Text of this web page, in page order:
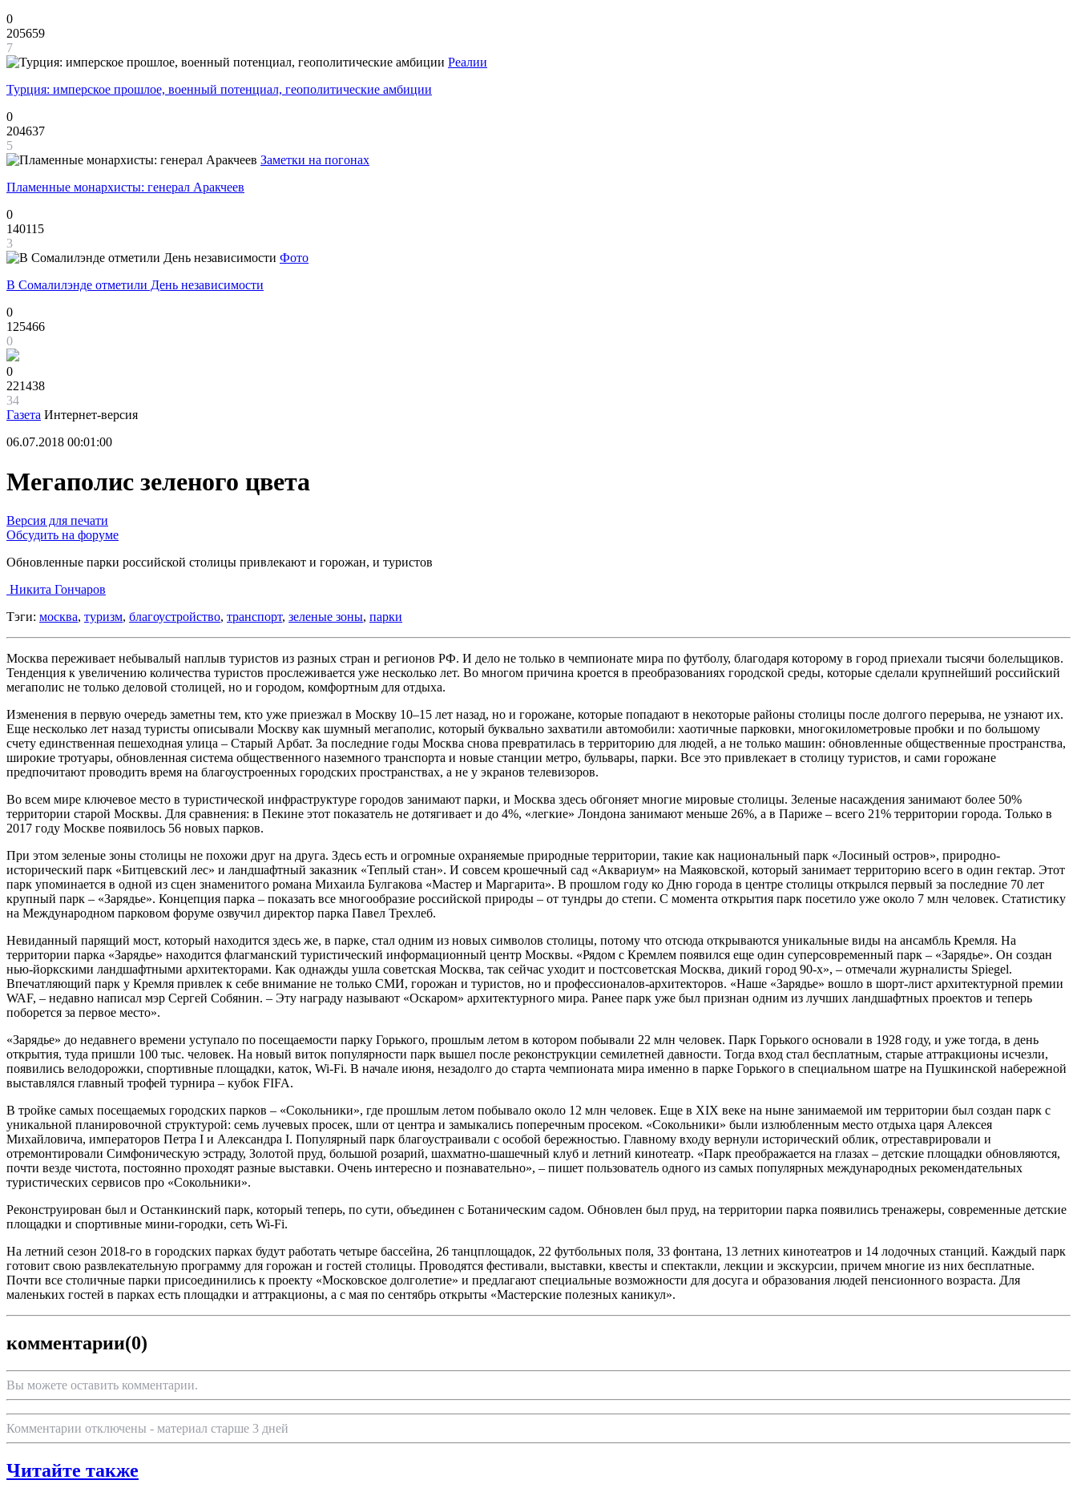
0
205659
7
Реалии
Турция: имперское прошлое, военный потенциал, геополитические амбиции
0
204637
5
Заметки на погонах
Пламенные монархисты: генерал Аракчеев
0
140115
3
Фото
В Сомалилэнде отметили День независимости
0
125466
0
0
221438
34
Газета Интернет-версия
06.07.2018 00:01:00
Мегаполис зеленого цвета
Версия для печати
Обсудить на форуме
Обновленные парки российской столицы привлекают и горожан, и туристов
Никита Гончаров
Тэги: москва, туризм, благоустройство, транспорт, зеленые зоны, парки
Москва переживает небывалый наплыв туристов из разных стран и регионов РФ. И дело не только в чемпионате мира по футболу, благодаря которому в город приехали тысячи болельщиков.
Тенденция к увеличению количества туристов прослеживается уже несколько лет. Во многом причина кроется в преобразованиях городской среды, которые сделали крупнейший российский
мегаполис не только деловой столицей, но и городом, комфортным для отдыха.
Изменения в первую очередь заметны тем, кто уже приезжал в Москву 10–15 лет назад, но и горожане, которые попадают в некоторые районы столицы после долгого перерыва, не узнают их.
Еще несколько лет назад туристы описывали Москву как шумный мегаполис, который буквально захватили автомобили: хаотичные парковки, многокилометровые пробки и по большому
счету единственная пешеходная улица – Старый Арбат. За последние годы Москва снова превратилась в территорию для людей, а не только машин: обновленные общественные пространства,
широкие тротуары, обновленная система общественного наземного транспорта и новые станции метро, бульвары, парки. Все это привлекает в столицу туристов, и сами горожане
предпочитают проводить время на благоустроенных городских пространствах, а не у экранов телевизоров.
Во всем мире ключевое место в туристической инфраструктуре городов занимают парки, и Москва здесь обгоняет многие мировые столицы. Зеленые насаждения занимают более 50%
территории старой Москвы. Для сравнения: в Пекине этот показатель не дотягивает и до 4%, «легкие» Лондона занимают меньше 26%, а в Париже – всего 21% территории города. Только в
2017 году Москве появилось 56 новых парков.
При этом зеленые зоны столицы не похожи друг на друга. Здесь есть и огромные охраняемые природные территории, такие как национальный парк «Лосиный остров», природно-
исторический парк «Битцевский лес» и ландшафтный заказник «Теплый стан». И совсем крошечный сад «Аквариум» на Маяковской, который занимает территорию всего в один гектар. Этот
парк упоминается в одной из сцен знаменитого романа Михаила Булгакова «Мастер и Маргарита». В прошлом году ко Дню города в центре столицы открылся первый за последние 70 лет
крупный парк – «Зарядье». Концепция парка – показать все многообразие российской природы – от тундры до степи. С момента открытия парк посетило уже около 7 млн человек. Статистику
на Международном парковом форуме озвучил директор парка Павел Трехлеб.
Невиданный парящий мост, который находится здесь же, в парке, стал одним из новых символов столицы, потому что отсюда открываются уникальные виды на ансамбль Кремля. На
территории парка «Зарядье» находится флагманский туристический информационный центр Москвы. «Рядом с Кремлем появился еще один суперсовременный парк – «Зарядье». Он создан
нью-йоркскими ландшафтными архитекторами. Как однажды ушла советская Москва, так сейчас уходит и постсоветская Москва, дикий город 90-х», – отмечали журналисты Spiegel.
Впечатляющий парк у Кремля привлек к себе внимание не только СМИ, горожан и туристов, но и профессионалов-архитекторов. «Наше «Зарядье» вошло в шорт-лист архитектурной премии
WAF, – недавно написал мэр Сергей Собянин. – Эту награду называют «Оскаром» архитектурного мира. Ранее парк уже был признан одним из лучших ландшафтных проектов и теперь
поборется за первое место».
«Зарядье» до недавнего времени уступало по посещаемости парку Горького, прошлым летом в котором побывали 22 млн человек. Парк Горького основали в 1928 году, и уже тогда, в день
открытия, туда пришли 100 тыс. человек. На новый виток популярности парк вышел после реконструкции семилетней давности. Тогда вход стал бесплатным, старые аттракционы исчезли,
появились велодорожки, спортивные площадки, каток, Wi-Fi. В начале июня, незадолго до старта чемпионата мира именно в парке Горького в специальном шатре на Пушкинской набережной
выставлялся главный трофей турнира – кубок FIFA.
В тройке самых посещаемых городских парков – «Сокольники», где прошлым летом побывало около 12 млн человек. Еще в ХIХ веке на ныне занимаемой им территории был создан парк с
уникальной планировочной структурой: семь лучевых просек, шли от центра и замыкались поперечным просеком. «Сокольники» были излюбленным место отдыха царя Алексея
Михайловича, императоров Петра I и Александра I. Популярный парк благоустраивали с особой бережностью. Главному входу вернули исторический облик, отреставрировали и
отремонтировали Симфоническую эстраду, Золотой пруд, большой розарий, шахматно-шашечный клуб и летний кинотеатр. «Парк преображается на глазах – детские площадки обновляются,
почти везде чистота, постоянно проходят разные выставки. Очень интересно и познавательно», – пишет пользователь одного из самых популярных международных рекомендательных
туристических сервисов про «Сокольники».
Реконструирован был и Останкинский парк, который теперь, по сути, объединен с Ботаническим садом. Обновлен был пруд, на территории парка появились тренажеры, современные детские
площадки и спортивные мини-городки, сеть Wi-Fi.
На летний сезон 2018-го в городских парках будут работать четыре бассейна, 26 танцплощадок, 22 футбольных поля, 33 фонтана, 13 летних кинотеатров и 14 лодочных станций. Каждый парк
готовит свою развлекательную программу для горожан и гостей столицы. Проводятся фестивали, выставки, квесты и спектакли, лекции и экскурсии, причем многие из них бесплатные.
Почти все столичные парки присоединились к проекту «Московское долголетие» и предлагают специальные возможности для досуга и образования людей пенсионного возраста. Для
маленьких гостей в парках есть площадки и аттракционы, а с мая по сентябрь открыты «Мастерские полезных каникул».
комментарии(0)
Вы можете оставить комментарии.
Комментарии отключены - материал старше 3 дней
Читайте также